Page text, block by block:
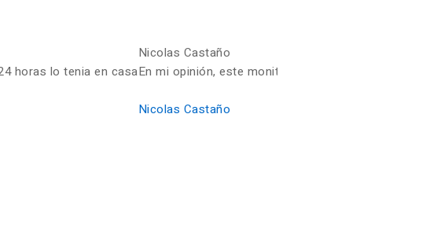
horas lo tenia en casa
Nicolas Castaño
En mi opinión, este monitor ofrece una excelente
Nicolas Castaño